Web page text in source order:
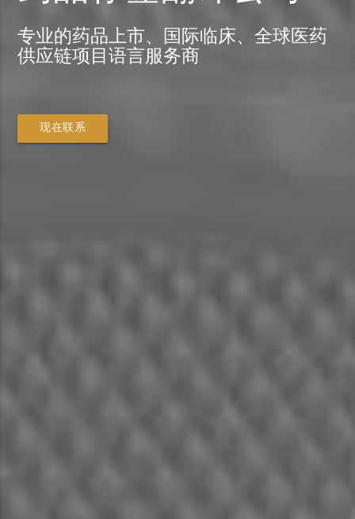
专业的药品上市、国际临床、全球医药
供应链项目语言服务商
现在联系